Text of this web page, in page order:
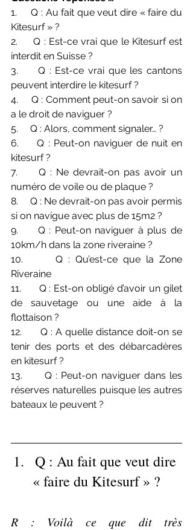
1.     Q : Au fait que veut dire « faire du
Kitesurf » ?
2.     Q : Est-ce vrai que le Kitesurf est
interdit en Suisse ?
3.     Q : Est-ce vrai que les cantons
peuvent interdire le kitesurf ?
4.     Q : Comment peut-on savoir si on
a le droit de naviguer ?
5.     Q : Alors, comment signaler… ?
6.     Q : Peut-on naviguer de nuit en
kitesurf ?
7.     Q : Ne devrait-on pas avoir un
numéro de voile ou de plaque ?
8.     Q : Ne devrait-on pas avoir permis
si on navigue avec plus de 15m2 ?
9.     Q : Peut-on naviguer à plus de
10km/h dans la zone riveraine ?
10.      Q : Qu’est-ce que la Zone
Riveraine
11.      Q : Est-on obligé d’avoir un gilet
de sauvetage ou une aide à la
flottaison ?
12.      Q : A quelle distance doit-on se
tenir des ports et des débarcadères
en kitesurf ?
13.      Q : Peut-on naviguer dans les
réserves naturelles puisque les autres
bateaux le peuvent ?
1.   Q : Au fait que veut dire
« faire du Kitesurf » ?
R : Voilà ce que dit très